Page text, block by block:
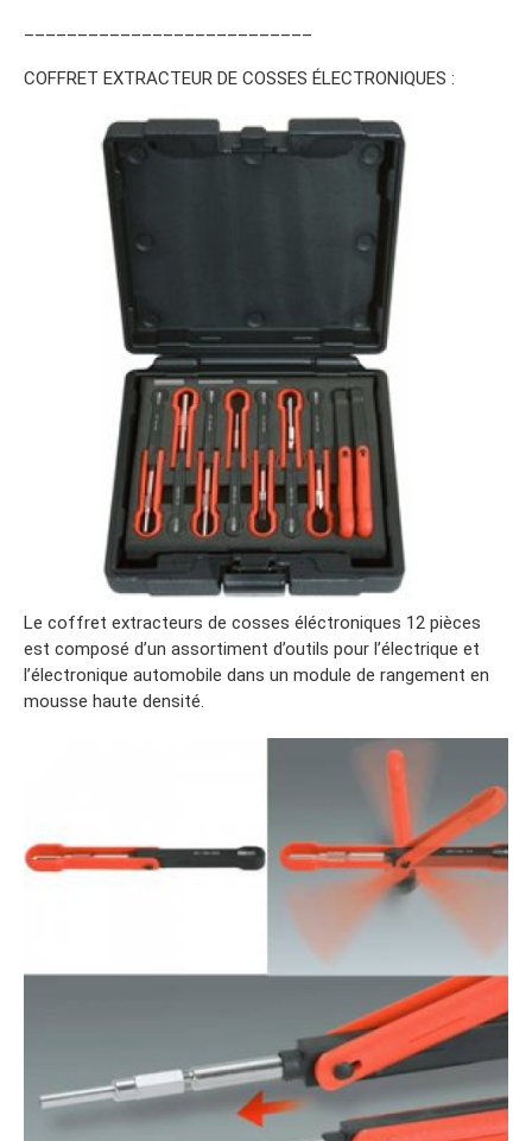
COFFRET EXTRACTEUR DE COSSES ÉLECTRONIQUES :
Le coffret extracteurs de cosses éléctroniques 12 pièces
est composé d’un assortiment d’outils pour l’électrique et
l’électronique automobile dans un module de rangement en
mousse haute densité.